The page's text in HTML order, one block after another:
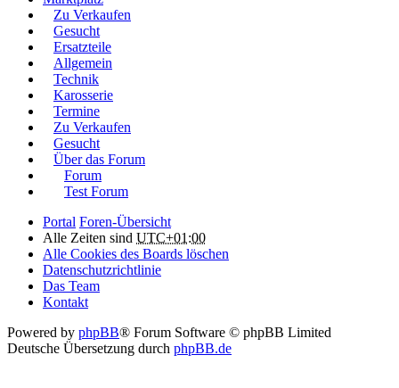
Zu Verkaufen
Gesucht
Ersatzteile
Allgemein
Technik
Karosserie
Termine
Zu Verkaufen
Gesucht
Über das Forum
Forum
Test Forum
Portal Foren-Übersicht
Alle Zeiten sind UTC+01:00
Alle Cookies des Boards löschen
Datenschutzrichtlinie
Das Team
Kontakt
Powered by phpBB® Forum Software © phpBB Limited
Deutsche Übersetzung durch phpBB.de